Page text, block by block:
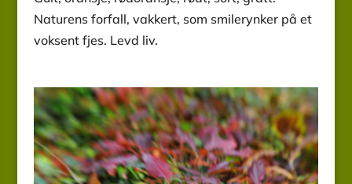
Naturens forfall, vakkert, som smilerynker på et
voksent fjes. Levd liv.